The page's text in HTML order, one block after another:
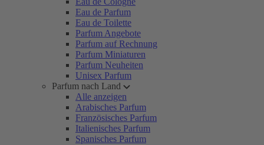
Eau de Parfum
Eau de Toilette
Parfum Angebote
Parfum auf Rechnung
Parfum Miniaturen
Parfum Neuheiten
Unisex Parfum
Parfum nach Land
Alle anzeigen
Arabisches Parfum
Französisches Parfum
Italienisches Parfum
Spanisches Parfum